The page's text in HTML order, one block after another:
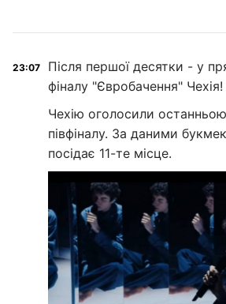
23:07
Після першої десятки - у
фіналу "Євробачення" Чехія!
Чехію оголосили
півфіналу. За даними
посідає 11-те місце.